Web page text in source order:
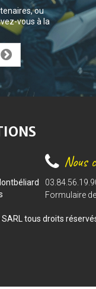
ou
vous à la
Nous
Formulaire
tous droits